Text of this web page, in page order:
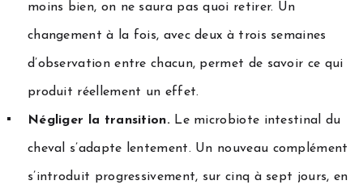
moins bien, on ne saura pas quoi retirer. Un
changement à la fois, avec deux à trois semaines
d’observation entre chacun, permet de savoir ce qui
produit réellement un effet.
Négliger la transition.Le microbiote intestinal du
cheval s’adapte lentement. Un nouveau complément
s’introduit progressivement, sur cinq à sept jours, en